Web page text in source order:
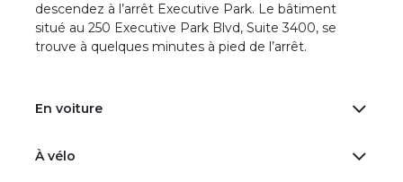
descendez à l’arrêt Executive Park. Le bâtiment
situé au 250 Executive Park Blvd, Suite 3400, se
trouve à quelques minutes à pied de l’arrêt.
En voiture
À vélo